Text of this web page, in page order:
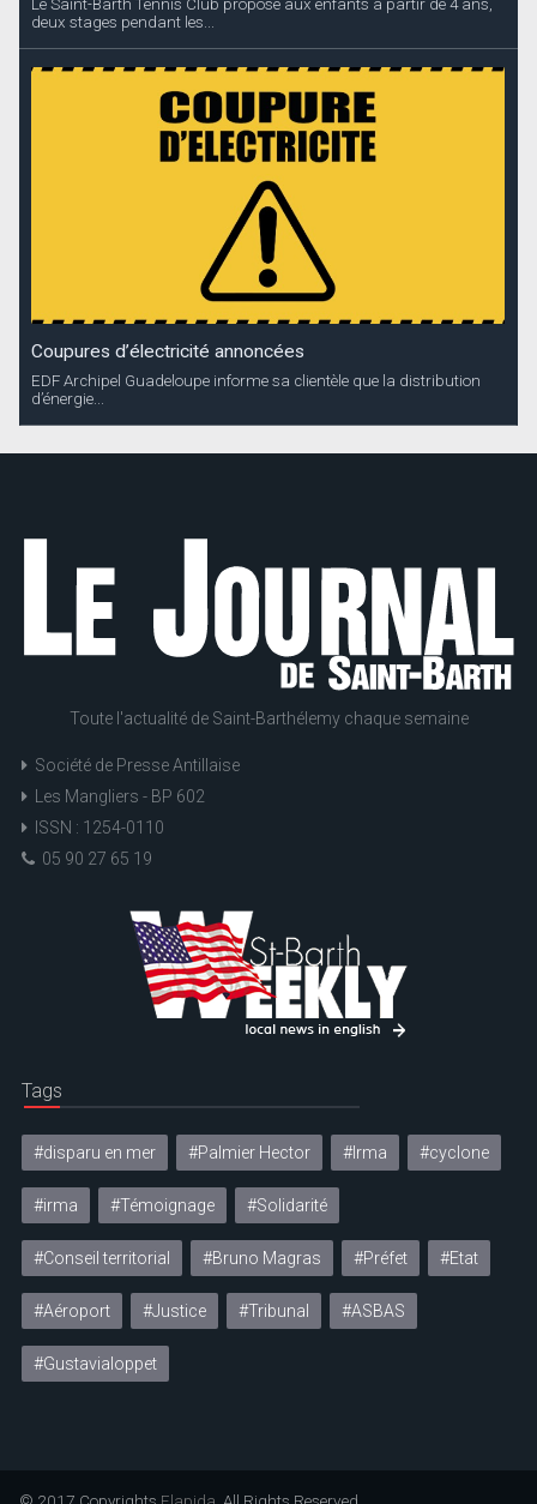
Coupures d’électricité annoncées
EDF Archipel Guadeloupe informe sa clientèle que la distribution
Toute l'actualité de Saint-Barthélemy chaque semaine
Société de Presse Antillaise
Les Mangliers - BP 602
ISSN : 1254-0110
05 90 27 65 19
Tags
#disparu en mer #Palmier Hector #Irma #cyclone
#irma #Témoignage #Solidarité
#Conseil territorial #Bruno Magras #Préfet #Etat
#Aéroport #Justice #Tribunal #ASBAS
#Gustavialoppet
© 2017 Copyrights Elapida . All Rights Reserved